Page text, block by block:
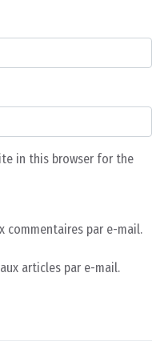
in this browser for the
commentaires par e-mail.
articles par e-mail.